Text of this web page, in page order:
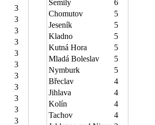
3
3
3
3
3
3
3
3
3
3
3
Semily
6
Chomutov
5
Jeseník
5
Kladno
5
Kutná Hora
5
Mladá Boleslav
5
Nymburk
5
Břeclav
4
Jihlava
4
Kolín
4
Tachov
4